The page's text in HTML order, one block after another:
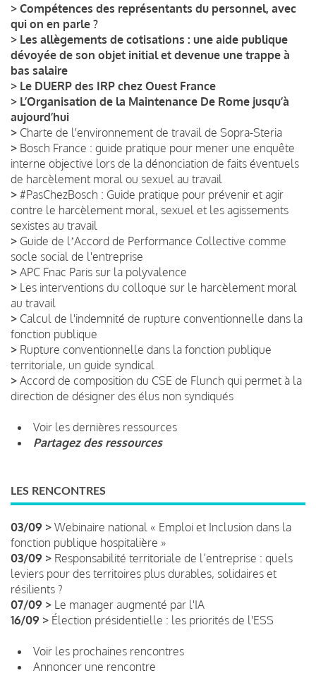
> Compétences des représentants du personnel, avec
qui on en parle ?
> Les allègements de cotisations : une aide publique
dévoyée de son objet initial et devenue une trappe à
bas salaire
> Le DUERP des IRP chez Ouest France
> L’Organisation de la Maintenance De Rome jusqu’à
aujourd’hui
> Charte de l'environnement de travail de Sopra-Steria
> Bosch France : guide pratique pour mener une enquête
interne objective lors de la dénonciation de faits éventuels
de harcèlement moral ou sexuel au travail
> #PasChezBosch : Guide pratique pour prévenir et agir
contre le harcèlement moral, sexuel et les agissements
sexistes au travail
> Guide de lʼAccord de Performance Collective comme
socle social de l'entreprise
> APC Fnac Paris sur la polyvalence
> Les interventions du colloque sur le harcèlement moral
au travail
> Calcul de l'indemnité de rupture conventionnelle dans la
fonction publique
> Rupture conventionnelle dans la fonction publique
territoriale, un guide syndical
> Accord de composition du CSE de Flunch qui permet à la
direction de désigner des élus non syndiqués
Voir les dernières ressources
Partagez des ressources
LES RENCONTRES
03/09 > Webinaire national « Emploi et Inclusion dans la
fonction publique hospitalière »
03/09 > Responsabilité territoriale de l’entreprise : quels
leviers pour des territoires plus durables, solidaires et
résilients ?
07/09 > Le manager augmenté par l'IA
16/09 > Élection présidentielle : les priorités de l'ESS
Voir les prochaines rencontres
Annoncer une rencontre